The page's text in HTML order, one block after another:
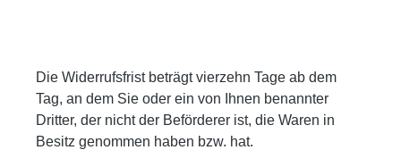
Die Widerrufsfrist beträgt vierzehn Tage ab dem
Tag, an dem Sie oder ein von Ihnen benannter
Dritter, der nicht der Beförderer ist, die Waren in
Besitz genommen haben bzw. hat.